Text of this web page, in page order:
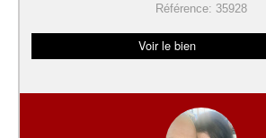
Référence: 35928
Voir le bien